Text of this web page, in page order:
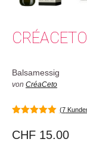
Balsamessig
von CréaCeto
(7
CHF 15.00